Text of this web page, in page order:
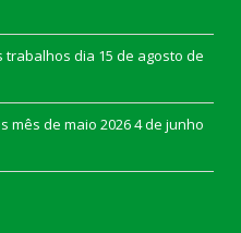
trabalhos dia 15 de agosto de
mês de maio 20264 de junho